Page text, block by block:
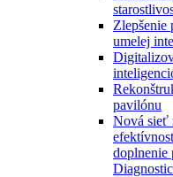
Zlepšenie
umelej
pavilónu
Nová sieť
doplnenie